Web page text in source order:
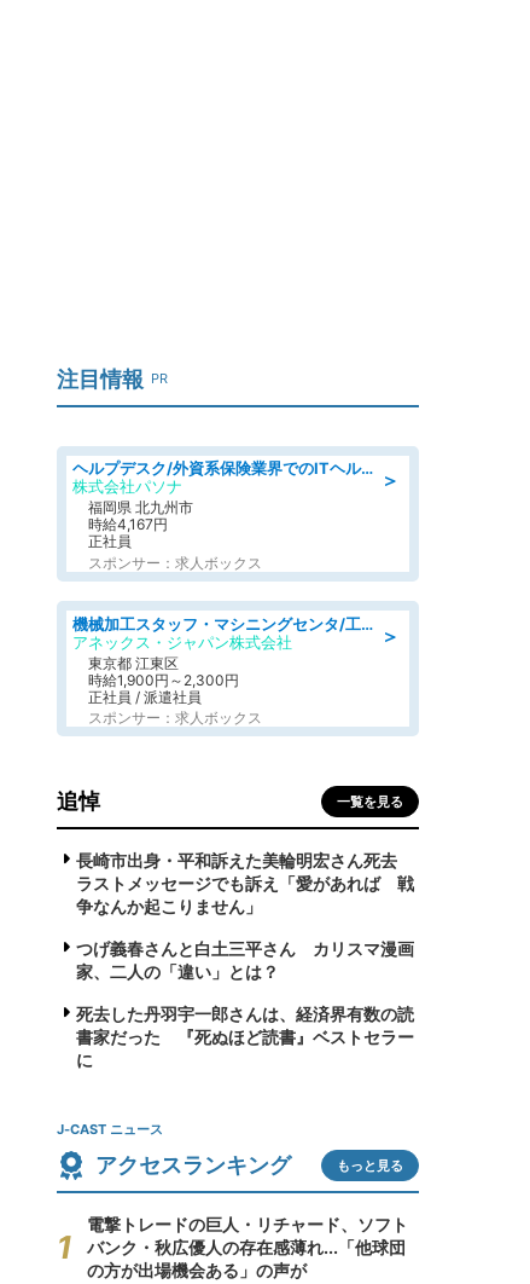
注目情報 PR
＞
ヘルプデスク/外資系保険業界でのITヘルプデスク業務/駅近/即日勤務可/ヘルプデスク
株式会社パソナ
福岡県 北九州市
時給4,167円
正社員
スポンサー：求人ボックス
＞
機械加工スタッフ・マシニングセンタ/工業系卒歓迎/未経験OK/男女活躍/土日祝休みあり/定年なし
アネックス・ジャパン株式会社
東京都 江東区
時給1,900円～2,300円
正社員 / 派遣社員
スポンサー：求人ボックス
追悼 一覧を見る
長崎市出身・平和訴えた美輪明宏さん死去
ラストメッセージでも訴え「愛があれば 戦
争なんか起こりません」
つげ義春さんと白土三平さん カリスマ漫画
家、二人の「違い」とは？
死去した丹羽宇一郎さんは、経済界有数の読
書家だった 『死ぬほど読書』ベストセラー
に
J-CAST ニュース
アクセスランキング もっと見る
電撃トレードの巨人・リチャード、ソフト
バンク・秋広優人の存在感薄れ...「他球団
の方が出場機会ある」の声が